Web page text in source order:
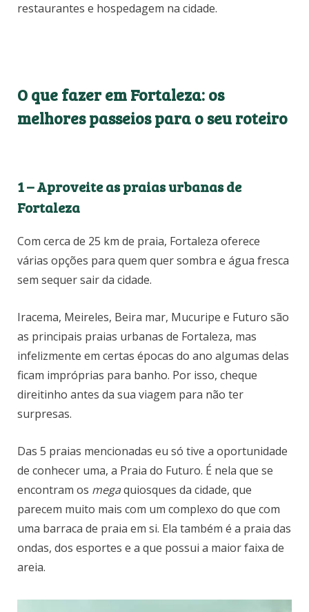
restaurantes e hospedagem na cidade.
O que fazer em Fortaleza: os
melhores passeios para o seu roteiro
1 –Aproveite as praias urbanas de
Fortaleza
Com cerca de 25 km de praia, Fortaleza oferece
várias opções para quem quer sombra e água fresca
sem sequer sair da cidade.
Iracema, Meireles, Beira mar, Mucuripe e Futuro são
as principais praias urbanas de Fortaleza, mas
infelizmente em certas épocas do ano algumas delas
ficam impróprias para banho. Por isso, cheque
direitinho antes da sua viagem para não ter
surpresas.
Das 5 praias mencionadas eu só tive a oportunidade
de conhecer uma, a Praia do Futuro. É nela que se
encontram os megaquiosques da cidade, que
parecem muito mais com um complexo do que com
uma barraca de praia em si. Ela também é a praia das
ondas, dos esportes e a que possui a maior faixa de
areia.